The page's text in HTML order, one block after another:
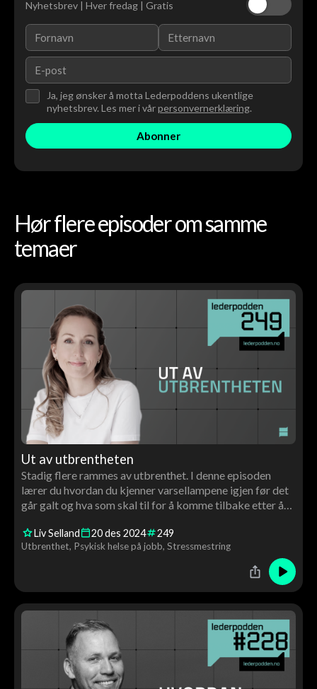
Nyhetsbrev | Hver fredag | Gratis
Ja, jeg ønsker å motta Lederpoddens ukentlige
nyhetsbrev. Les mer i vårpersonvernerklæring.
Hør flere episoder om samme
temaer
Ut av utbrentheten
Stadig flere rammes av utbrenthet. I denne episoden
lærer du hvordan du kjenner varsellampene igjen før det
går galt og hva som skal til for å komme tilbake etter å
Liv Selland 20des 2024 249
Utbrenthet Psykisk helse på jobb Stressmestring